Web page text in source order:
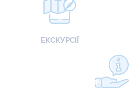
ЕКСКУРСІЇ